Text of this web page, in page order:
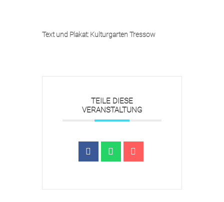
Text und Plakat: Kulturgarten Tressow
TEILE DIESE
VERANSTALTUNG